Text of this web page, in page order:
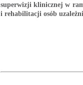
superwizji klinicznej w
i rehabilitacji osób